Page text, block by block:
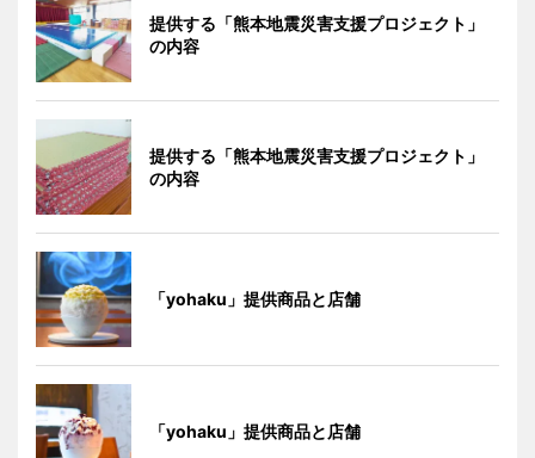
提供する「熊本地震災害支援プロジェクト」
の内容
提供する「熊本地震災害支援プロジェクト」
の内容
「yohaku」提供商品と店舗
「yohaku」提供商品と店舗